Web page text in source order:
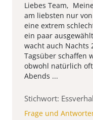
Liebes Team,
am liebsten nur
eine extrem
ein paar
wacht auch Nachts
Tagsüber schaffen
obwohl natürlich
Abends ...
Stichwort:
Frage und